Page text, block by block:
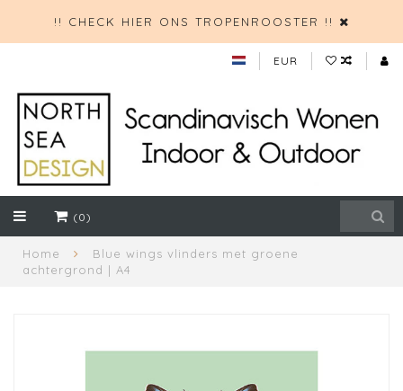
!! CHECK HIER ONS TROPENROOSTER !!
EUR
(0)
Home
Blue wings vlinders met groene
achtergrond | A4